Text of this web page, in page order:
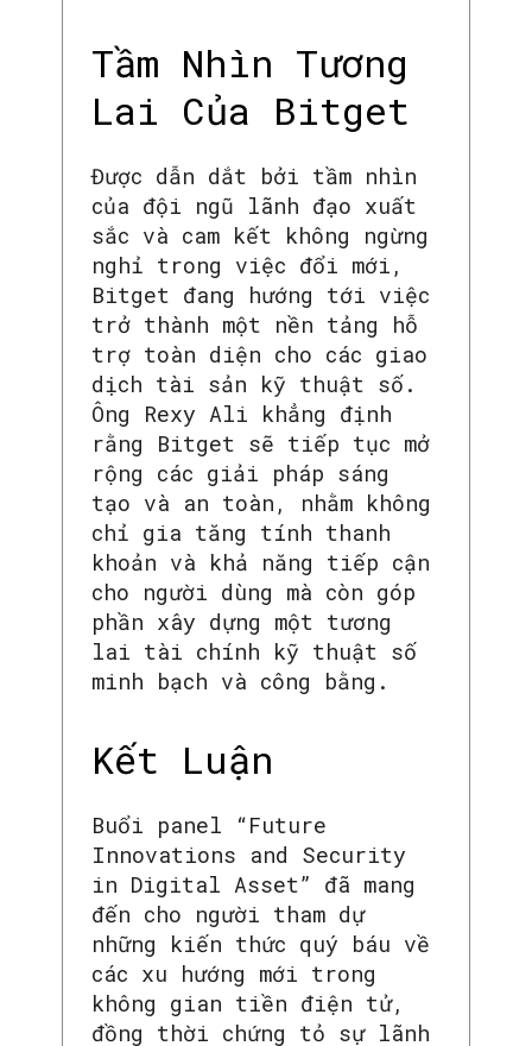
Tầm Nhìn Tương
Lai Của Bitget
Được dẫn dắt bởi tầm nhìn
của đội ngũ lãnh đạo xuất
sắc và cam kết không ngừng
nghỉ trong việc đổi mới,
Bitget đang hướng tới việc
trở thành một nền tảng hỗ
trợ toàn diện cho các giao
dịch tài sản kỹ thuật số.
Ông Rexy Ali khẳng định
rằng Bitget sẽ tiếp tục mở
rộng các giải pháp sáng
tạo và an toàn, nhằm không
chỉ gia tăng tính thanh
khoản và khả năng tiếp cận
cho người dùng mà còn góp
phần xây dựng một tương
lai tài chính kỹ thuật số
minh bạch và công bằng.
Kết Luận
Buổi panel “Future
Innovations and Security
in Digital Asset” đã mang
đến cho người tham dự
những kiến thức quý báu về
các xu hướng mới trong
không gian tiền điện tử,
đồng thời chứng tỏ sự lãnh